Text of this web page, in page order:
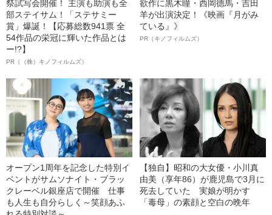
祭試写会開催！ 主演も助演も全
部ステイサム！「ステサミー
賞」爆誕！【応募総数941票 全
54作品の栄冠に輝いた作品とは
ー!?】
PR（（株）キノフィルムズ）
欲作に黒木瞳・西岡德馬・吉田
羊が出演決定！《映画『月がみ
ている』》
PR（キノフィルムズ）
オープン1周年を記念した特別イ
ベントがサムソナイト・ブラッ
クレーベル銀座店で開催 仕事
も人生も自分らしく～笑顔あふ
【独自】昭和の大女優・小川真
由美（享年86）が鹿児島で3月に
死去していた 実娘が明かす
「毒母」の素顔と空白の晩年